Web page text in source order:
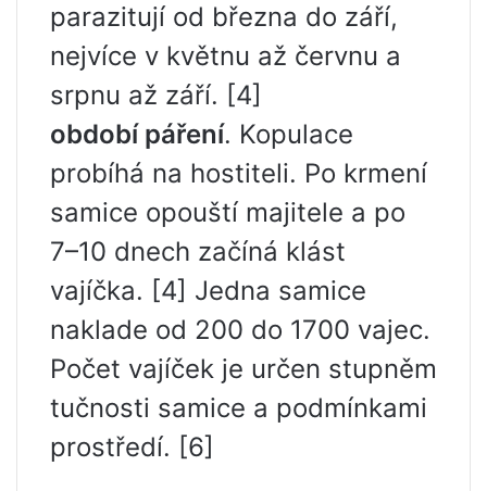
parazitují od března do září,
nejvíce v květnu až červnu a
srpnu až září. [4]
období páření. Kopulace
probíhá na hostiteli. Po krmení
samice opouští majitele a po
7–10 dnech začíná klást
vajíčka. [4] Jedna samice
naklade od 200 do 1700 vajec.
Počet vajíček je určen stupněm
tučnosti samice a podmínkami
prostředí. [6]